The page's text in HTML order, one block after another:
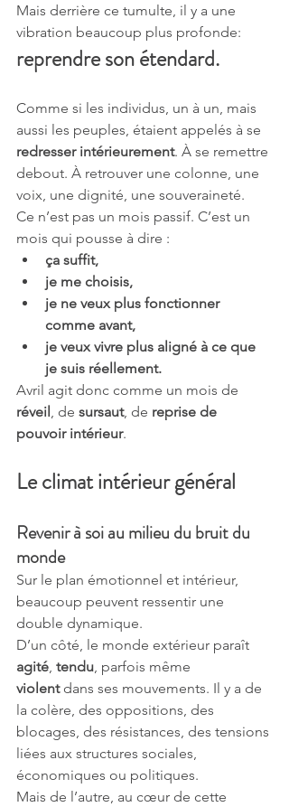
Mais derrière ce tumulte, il y a une
vibration beaucoup plus profonde:
reprendre son étendard.
Comme si les individus, un à un, mais
aussi les peuples, étaient appelés à se
redresser intérieurement. À se remettre
debout. À retrouver une colonne, une
voix, une dignité, une souveraineté.
Ce n’est pas un mois passif. C’est un
mois qui pousse à dire :
ça suffit,
je me choisis,
je ne veux plus fonctionner
comme avant,
je veux vivre plus aligné à ce que
je suis réellement.
Avril agit donc comme un mois de
réveil, de sursaut, de reprise de
pouvoir intérieur.
Le climat intérieur général
Revenir à soi au milieu du bruit du
monde
Sur le plan émotionnel et intérieur,
beaucoup peuvent ressentir une
double dynamique.
D’un côté, le monde extérieur paraît
agité, tendu, parfois même
violent dans ses mouvements. Il y a de
la colère, des oppositions, des
blocages, des résistances, des tensions
liées aux structures sociales,
économiques ou politiques.
Mais de l’autre, au cœur de cette